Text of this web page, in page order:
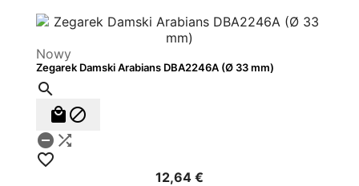
Nowy
Zegarek Damski Arabians DBA2246A (Ø 33 mm)

 
 

12,64 €